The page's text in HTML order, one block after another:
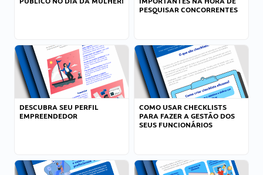
PESQUISAR CONCORRENTES
DESCUBRA SEU PERFIL
EMPREENDEDOR
COMO USAR CHECKLISTS
PARA FAZER A GESTÃO DOS
SEUS FUNCIONÁRIOS